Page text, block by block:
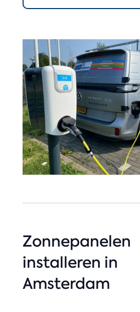
Zonnepanelen
installeren in
Amsterdam